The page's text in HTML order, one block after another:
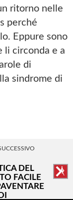
ritorno nelle
perché
Eppure sono
li circonda e a
di
sindrome di
DEL
FACILE